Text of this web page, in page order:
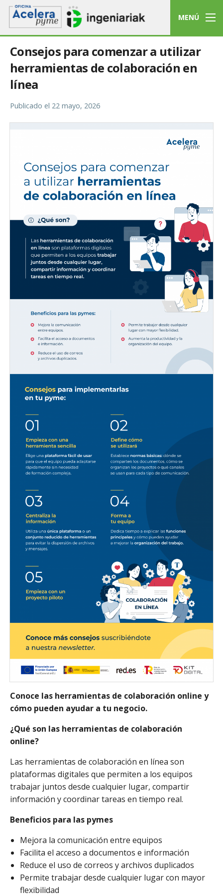
MENÚ
Consejos para comenzar a utilizar
herramientas de colaboración en
línea
Publicado el 22 mayo, 2026
Conoce las herramientas de colaboración online y
cómo pueden ayudar a tu negocio.
¿Qué son las herramientas de colaboración
online?
Las herramientas de colaboración en línea son
plataformas digitales que permiten a los equipos
trabajar juntos desde cualquier lugar, compartir
información y coordinar tareas en tiempo real.
Beneficios para las pymes
Mejora la comunicación entre equipos
Facilita el acceso a documentos e información
Reduce el uso de correos y archivos duplicados
Permite trabajar desde cualquier lugar con mayor
flexibilidad